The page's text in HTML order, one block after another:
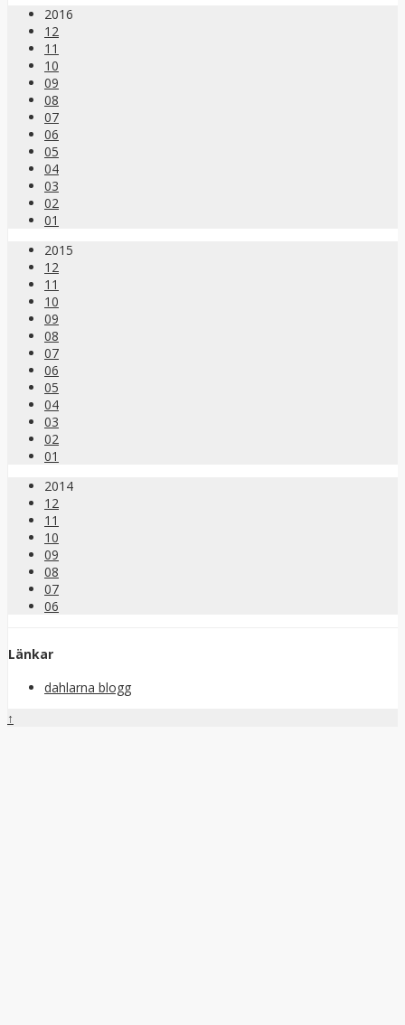
2016
12
11
10
09
08
07
06
05
04
03
02
01
2015
12
11
10
09
08
07
06
05
04
03
02
01
2014
12
11
10
09
08
07
06
Länkar
dahlarna blogg
↑